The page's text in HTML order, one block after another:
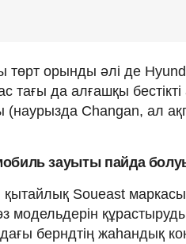
орынды әлі де
тағы да алғашқы
Changan, ал
зауыты пайда
қытайлық Soueast
модельдерін
берндтің жаһандық